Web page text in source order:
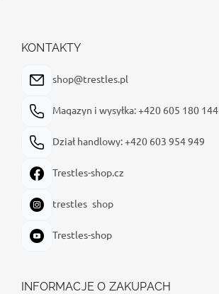
KONTAKTY
shop@trestles.pl
Magazyn i wysyłka: +420 605 180 144
Dział handlowy: +420 603 954 949
Trestles-shop.cz
trestles_shop
Trestles-shop
INFORMACJE O ZAKUPACH